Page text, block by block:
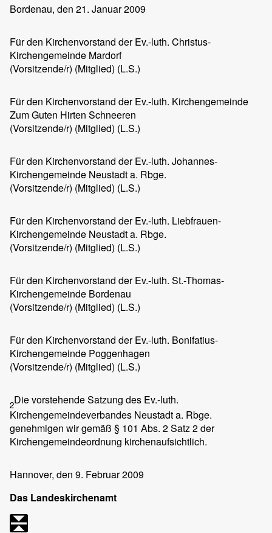
Bordenau, den 21. Januar 2009
Für den Kirchenvorstand der Ev.-luth. Christus-
Kirchengemeinde Mardorf
(Vorsitzende/r) (Mitglied) (L.S.)
Für den Kirchenvorstand der Ev.-luth. Kirchengemeinde
Zum Guten Hirten Schneeren
(Vorsitzende/r) (Mitglied) (L.S.)
Für den Kirchenvorstand der Ev.-luth. Johannes-
Kirchengemeinde Neustadt a. Rbge.
(Vorsitzende/r) (Mitglied) (L.S.)
Für den Kirchenvorstand der Ev.-luth. Liebfrauen-
Kirchengemeinde Neustadt a. Rbge.
(Vorsitzende/r) (Mitglied) (L.S.)
Für den Kirchenvorstand der Ev.-luth. St.-Thomas-
Kirchengemeinde Bordenau
(Vorsitzende/r) (Mitglied) (L.S.)
Für den Kirchenvorstand der Ev.-luth. Bonifatius-
Kirchengemeinde Poggenhagen
(Vorsitzende/r) (Mitglied) (L.S.)
2Die vorstehende Satzung des Ev.-luth.
Kirchengemeindeverbandes Neustadt a. Rbge.
genehmigen wir gemäß § 101 Abs. 2 Satz 2 der
Kirchengemeindeordnung kirchenaufsichtlich.
Hannover, den 9. Februar 2009
Das Landeskirchenamt